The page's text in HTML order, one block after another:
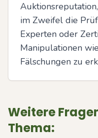
im Zweifel die
Experten oder
Manipulationen
Fälschungen zu
Weitere
Thema: